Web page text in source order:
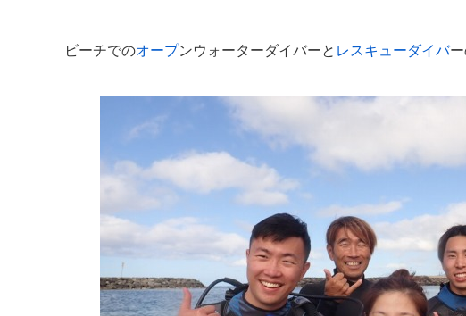
ビーチでのオープンウォーターダイバーと レスキューダイバ